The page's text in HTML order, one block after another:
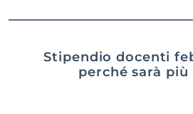
Stipendio docenti
perché sarà più